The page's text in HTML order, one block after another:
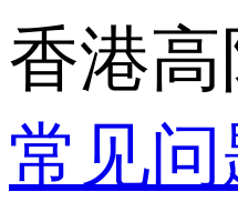
香港高
常见问